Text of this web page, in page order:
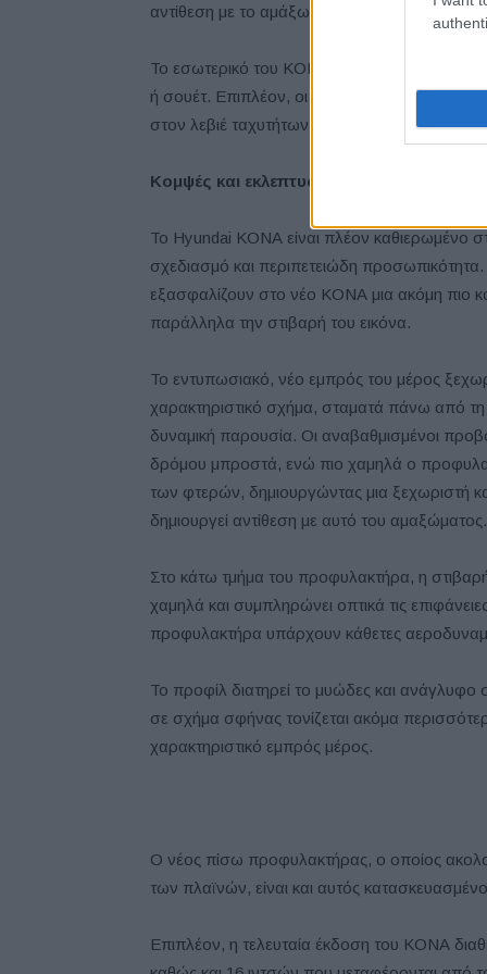
αντίθεση με το αμάξωμα ενώ στα άκρα
Το εσωτερικό του KΟΝΑ N Line είναι
ή σουέτ. Επιπλέον, οι διακριτικές κόκκινες
στον λεβιέ ταχυτήτων και στα καθίσματα
Κομψές και εκλεπτυσμένες αισθητικές
Το Hyundai KΟΝΑ είναι πλέον καθιερωμένο
σχεδιασμό και περιπετειώδη
εξασφαλίζουν στο νέο KΟΝΑ μια ακόμη πιο
παράλληλα την στιβαρή του εικόνα.
Το εντυπωσιακό, νέο εμπρός του μέρος
χαρακτηριστικό σχήμα, σταματά πάνω από
δυναμική παρουσία. Οι αναβαθμισμένοι
δρόμου μπροστά, ενώ πιο χαμηλά ο
των φτερών, δημιουργώντας μια ξεχωριστή
δημιουργεί αντίθεση με αυτό του αμαξώματος.
Στο κάτω τμήμα του προφυλακτήρα, η
χαμηλά και συμπληρώνει οπτικά τις
προφυλακτήρα υπάρχουν κάθετες
Το προφίλ διατηρεί το μυώδες και
σε σχήμα σφήνας τονίζεται ακόμα
χαρακτηριστικό εμπρός μέρος.
Ο νέος πίσω προφυλακτήρας, ο οποίος
των πλαϊνών, είναι και αυτός
Επιπλέον, η τελευταία έκδοση του KΟΝΑ